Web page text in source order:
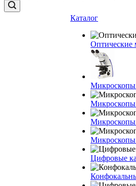
Каталог
Оптические
Микроскопы
Микроскопы
Микроскопы
Цифровые